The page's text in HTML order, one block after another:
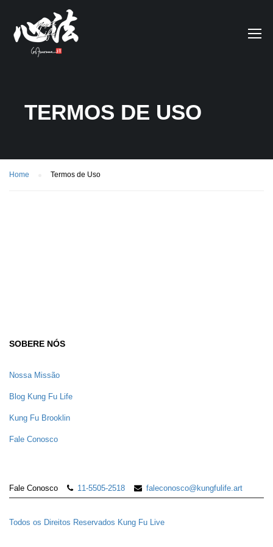
TERMOS DE USO
Home Termos de Uso
SOBERE NÓS
Nossa Missão
Blog Kung Fu Life
Kung Fu Brooklin
Fale Conosco
Fale Conosco 11-5505-2518 faleconosco@kungfulife.art
Todos os Direitos Reservados Kung Fu Live